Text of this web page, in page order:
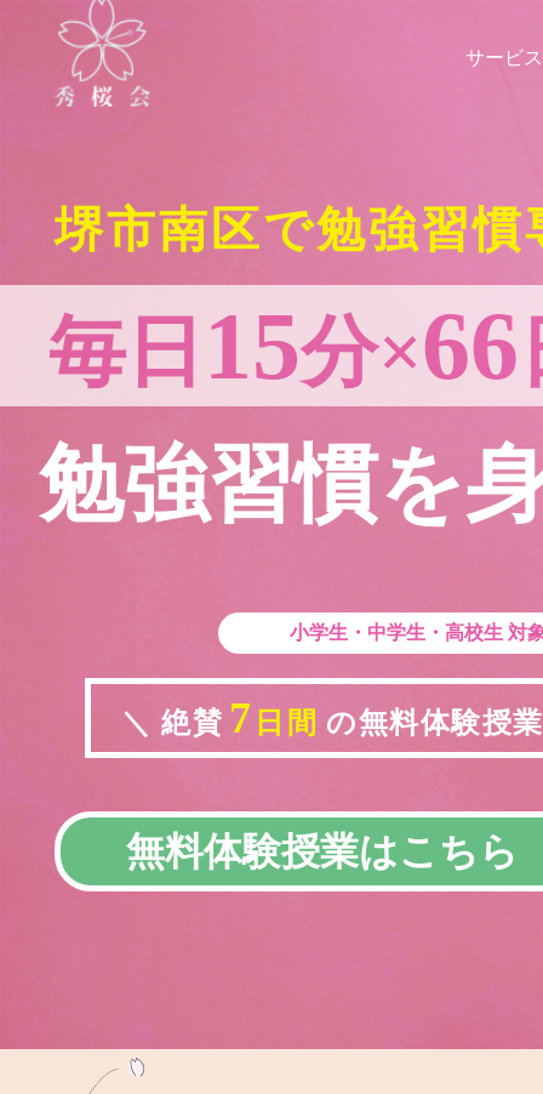
サービス
堺市南区で勉強習慣
毎日 15分×66
勉強習慣を
小学生・中学生・高校生 対
＼ 絶賛 7 日間 の無料体験授
無料体験授業はこちら